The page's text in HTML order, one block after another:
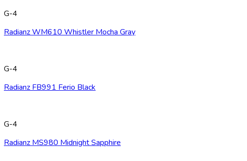
G-4
Radianz WM610 Whistler Mocha Gray
G-4
Radianz FB991 Ferio Black
G-4
Radianz MS980 Midnight Sapphire